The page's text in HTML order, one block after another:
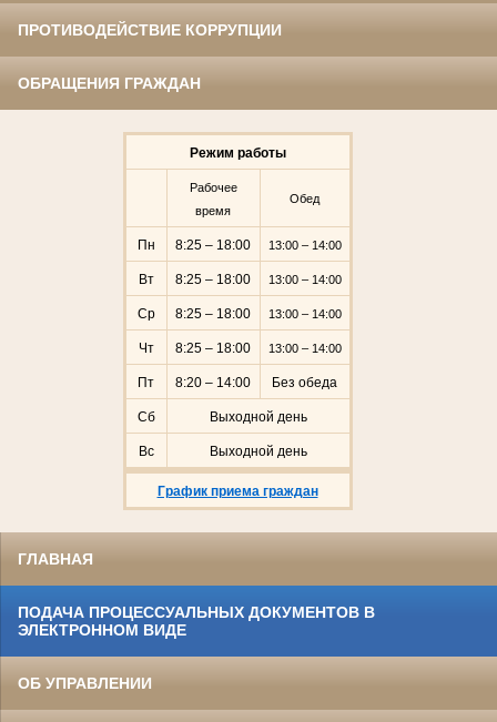
ПРОТИВОДЕЙСТВИЕ КОРРУПЦИИ
ОБРАЩЕНИЯ ГРАЖДАН
Режим работы
Рабочее
время
Обед
Пн 8:25 – 18:00 13:00 – 14:00
Вт 8:25 – 18:00 13:00 – 14:00
Ср 8:25 – 18:00 13:00 – 14:00
Чт 8:25 – 18:00 13:00 – 14:00
Пт 8:20 – 14:00 Без обеда
Сб Выходной день
Вс Выходной день
График приема граждан
ГЛАВНАЯ
ПОДАЧА ПРОЦЕССУАЛЬНЫХ ДОКУМЕНТОВ В
ЭЛЕКТРОННОМ ВИДЕ
ОБ УПРАВЛЕНИИ